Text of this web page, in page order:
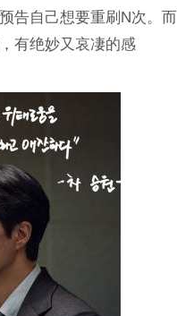
告自己想要重刷N次。而
有绝妙又哀凄的感